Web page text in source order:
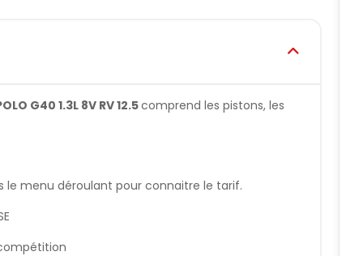
G40 1.3L 8V RV 12.5comprend les pistons, les
le menu déroulant pour connaitre le tarif.